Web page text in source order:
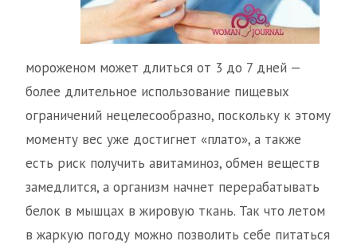
мороженом может длиться от 3 до 7 дней —
более длительное использование пищевых
ограничений нецелесообразно, поскольку к этому
моменту вес уже достигнет «плато», а также
есть риск получить авитаминоз, обмен веществ
замедлится, а организм начнет перерабатывать
белок в мышцах в жировую ткань. Так что летом
в жаркую погоду можно позволить себе питаться